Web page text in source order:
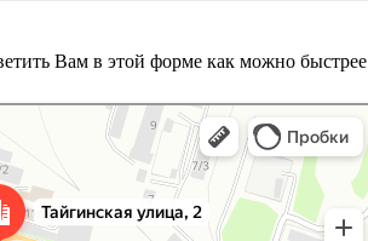
Вам в этой форме как можно быстрее